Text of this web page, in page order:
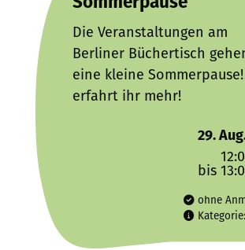
Die Veranstaltungen am
Berliner Büchertisch
eine kleine
erfahrt ihr mehr!
29.
bis
ohne